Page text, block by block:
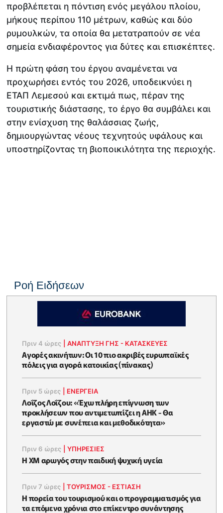
προβλέπεται η πόντιση ενός μεγάλου πλοίου,
μήκους περίπου 110 μέτρων, καθώς και δύο
ρυμουλκών, τα οποία θα μετατραπούν σε νέα
σημεία ενδιαφέροντος για δύτες και επισκέπτες.
Η πρώτη φάση του έργου αναμένεται να
προχωρήσει εντός του 2026, υποδεικνύει η
ΕΤΑΠ Λεμεσού και εκτιμά πως, πέραν της
τουριστικής διάστασης, το έργο θα συμβάλει και
στην ενίσχυση της θαλάσσιας ζωής,
δημιουργώντας νέους τεχνητούς υφάλους και
υποστηρίζοντας τη βιοποικιλότητα της περιοχής.
Ροή Ειδήσεων
Πριν 4 ώρες |ΑΝΑΠΤΥΞΗ ΓΗΣ - ΚΑΤΑΣΚΕΥΕΣ
Αγορές ακινήτων: Οι 10 πιο ακριβές ευρωπαϊκές
πόλεις για αγορά κατοικίας (πίνακας)
Πριν 5 ώρες ΕΝΈΡΓΕΙΑ
Λοΐζος Λοΐζου: «Έχω πλήρη επίγνωση των
προκλήσεων που αντιμετωπίζει η ΑΗΚ - Θα
εργαστώ με συνέπεια και μεθοδικότητα»
Πριν 6 ώρες |ΥΠΗΡΕΣΙΕΣ
Η XM αρωγός στην παιδική ψυχική υγεία
Πριν 7 ώρες |ΤΟΥΡΙΣΜΟΣ - ΕΣΤΙΑΣΗ
Η πορεία του τουρισμού και ο προγραμματισμός για
τα επόμενα χρόνια στο επίκεντρο συνάντησης